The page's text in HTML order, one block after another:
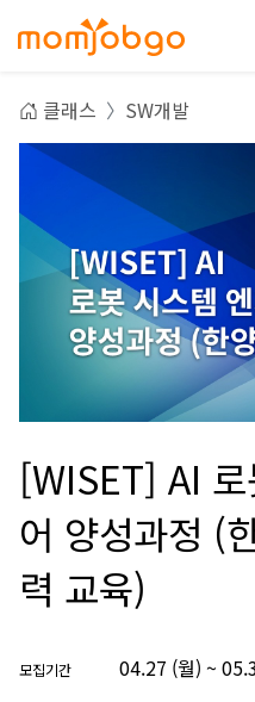
클래스 SW개발
[WISET] AI
어 양성과정 (
력 교육)
모집기간 04.27 (월) ~